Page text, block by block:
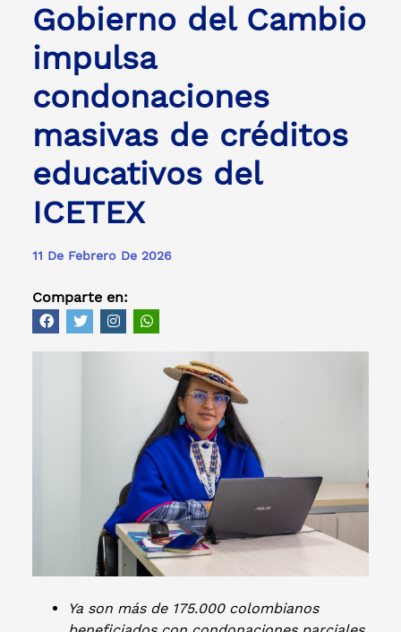
Gobierno del Cambio
impulsa
condonaciones
masivas de créditos
educativos del
ICETEX
11 De Febrero De 2026
Comparte en:
Ya son más de 175.000 colombianos